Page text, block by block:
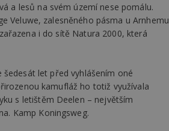
a lesů na svém území nese pomálu.
Veluwe, zalesněného pásma u Arnhemu
i do sítě Natura 2000, která
let před vyhlášením oné
kamufláž ho totiž využívala
s letištěm Deelen – největším
Kamp Koningsweg.